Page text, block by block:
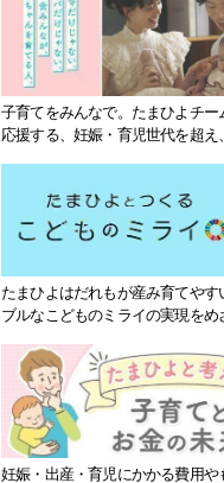
子育てをみんなで。たまひよチ
応援する、妊娠・育児世代を超え
たまひよはだれもが産み育てや
ブルなこどものミライの実現をめ
妊娠・出産・育児にかかる費用